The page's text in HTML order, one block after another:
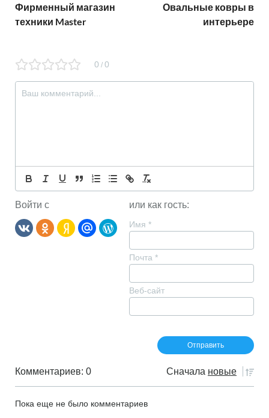
Фирменный магазин
техники Master
Овальные ковры в
интерьере
0 / 0
Войти с или как гость:
Имя *
Почта *
Веб-сайт
Комментариев: 0 Сначала новые
Пока еще не было комментариев